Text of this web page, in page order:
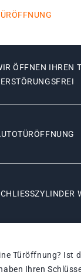
ÖFFNEN IHREN
Türöffnung? Ist
Ihren